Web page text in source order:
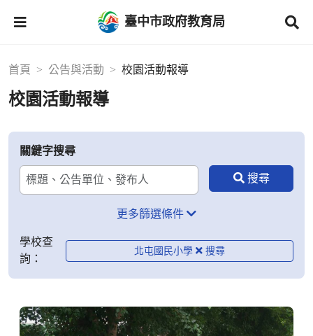
臺中市政府教育局
首頁 公告與活動 校園活動報導
校園活動報導
關鍵字搜尋
更多篩選條件
學校查
詢：
北屯國民小學